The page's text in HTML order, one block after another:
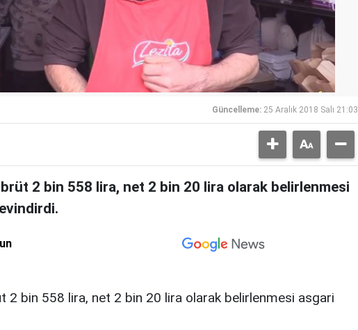
Güncelleme: 25 Aralık 2018 Salı 21:03
2 bin 558 lira, net 2 bin 20 lira olarak belirlenmesi
2 bin 558 lira, net 2 bin 20 lira olarak belirlenmesi asgari